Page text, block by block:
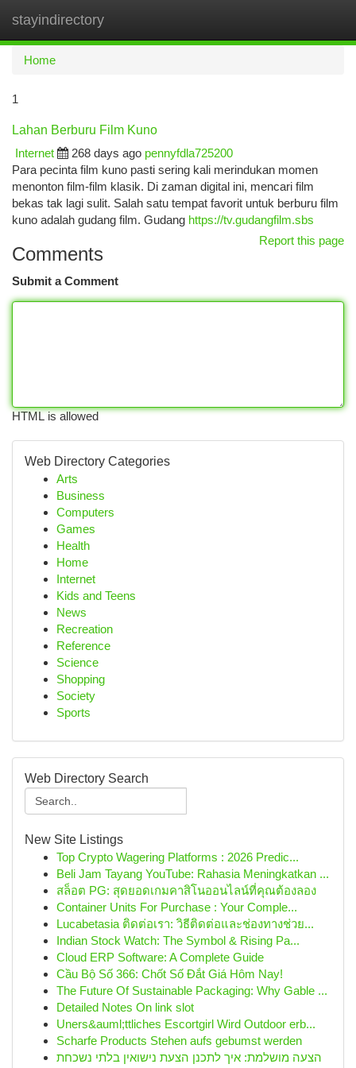
stayindirectory
Home
1
Lahan Berburu Film Kuno
Internet
268 days ago pennyfdla725200
Para pecinta film kuno pasti sering kali merindukan momen
menonton film-film klasik. Di zaman digital ini, mencari film
bekas tak lagi sulit. Salah satu tempat favorit untuk berburu film
kuno adalah gudang film. Gudang https://tv.gudangfilm.sbs
Report this page
Comments
Submit a Comment
HTML is allowed
Web Directory Categories
Arts
Business
Computers
Games
Health
Home
Internet
Kids and Teens
News
Recreation
Reference
Science
Shopping
Society
Sports
Web Directory Search
New Site Listings
Top Crypto Wagering Platforms : 2026 Predic...
Beli Jam Tayang YouTube: Rahasia Meningkatkan ...
สล็อต PG: สุดยอดเกมคาสิโนออนไลน์ที่คุณต้องลอง
Container Units For Purchase : Your Comple...
Lucabetasia ติดต่อเรา: วิธีติดต่อและช่องทางช่วย...
Indian Stock Watch: The Symbol & Rising Pa...
Cloud ERP Software: A Complete Guide
Cầu Bộ Số 366: Chốt Số Đắt Giá Hôm Nay!
The Future Of Sustainable Packaging: Why Gable ...
Detailed Notes On link slot
Uners&auml;ttliches Escortgirl Wird Outdoor erb...
Scharfe Products Stehen aufs gebumst werden
הצעה מושלמת: איך לתכנן הצעת נישואין בלתי נשכחת